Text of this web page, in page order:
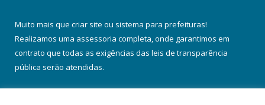
Muito mais que criar site ou sistema para prefeituras!
Realizamos uma assessoria completa, onde garantimos em
contrato que todas as exigências das leis de transparência
pública serão atendidas.